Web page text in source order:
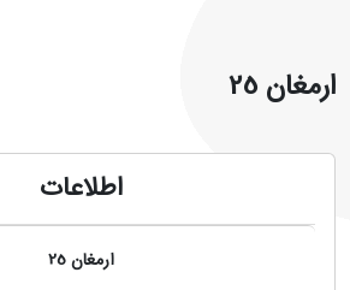
ارمغان 25
اطلاعات
ارمغان 25